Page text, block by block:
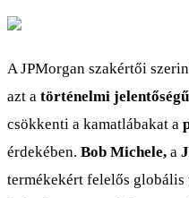
A JPMorgan szakértői
azt a történelmi jelentőségű
csökkenti a kamatlábakat a
érdekében. Bob Michele, a
termékekért felelős globális